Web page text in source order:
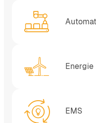
Energie
EMS